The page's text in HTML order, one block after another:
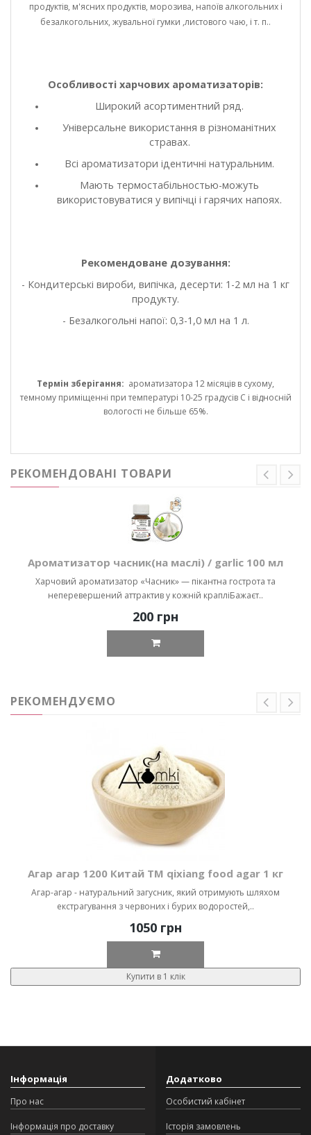
продуктів, м'ясних продуктів, морозива, напоїв алкогольних і
безалкогольних, жувальної гумки ,листового чаю, і т. п..
Особливості харчових ароматизаторів:
Широкий асортиментний ряд.
Універсальне використання в різноманітних
стравах.
Всі ароматизатори ідентичні натуральним.
Мають термостабільностью-можуть
використовуватися у випічці і гарячих напоях.
Рекомендоване дозування:
- Кондитерські вироби, випічка, десерти: 1-2 мл на 1 кг
продукту.
- Безалкогольні напої: 0,3-1,0 мл на 1 л.
Термін зберігання: ароматизатора 12 місяців в сухому,
темному приміщенні при температурі 10-25 градусів С і відносній
вологості не більше 65%.
РЕКОМЕНДОВАНІ ТОВАРИ
Ароматизатор часник(на маслі) / garlic 100 мл
Харчовий ароматизатор «Часник» — пікантна гострота та
неперевершений аттрактив у кожній крапліБажаєт..
200 грн
РЕКОМЕНДУЄМО
Агар агар 1200 Китай ТМ qixiang food agar 1 кг
Агар-агар - натуральний загусник, який отримують шляхом
екстрагування з червоних і бурих водоростей,..
1050 грн
Купити в 1 клік
Інформація
Про нас
Інформація про доставку
Додатково
Особистий кабінет
Історія замовлень